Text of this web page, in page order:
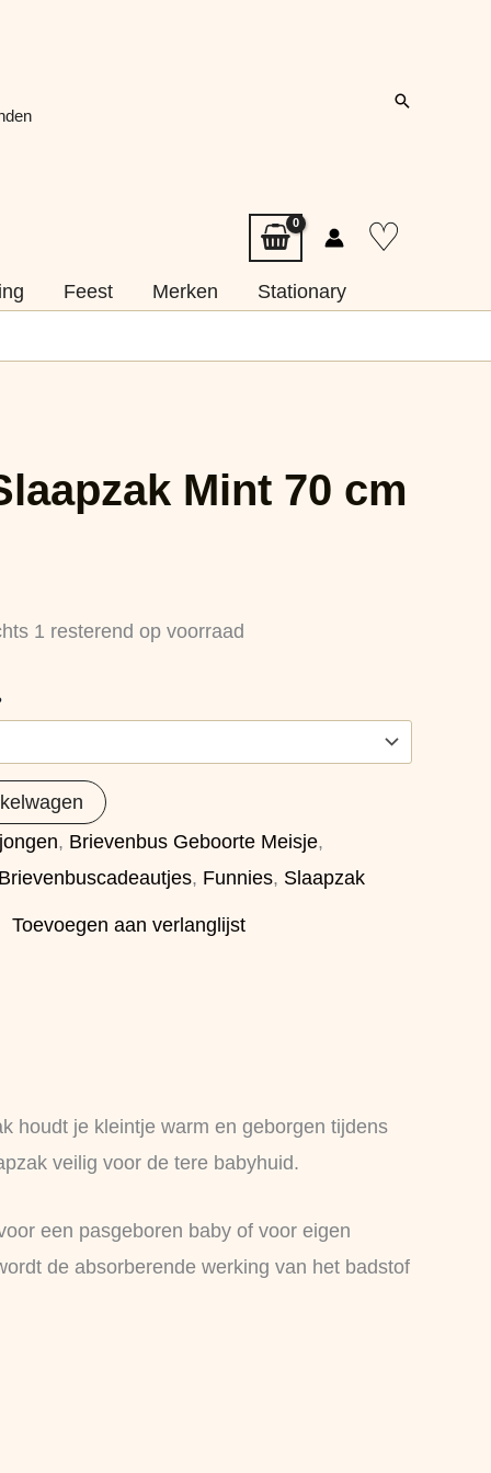
Zoeken
♡
Feest Merken
Stationary
Mint 70 cm
1 resterend op voorraad
, Brievenbus Geboorte Meisje,
Brievenbuscadeautjes, Funnies, Slaapzak
Toevoegen aan verlanglijst
houdt je kleintje warm en geborgen tijdens
veilig voor de tere babyhuid.
een pasgeboren baby of voor eigen
de absorberende werking van het badstof